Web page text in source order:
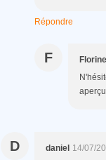
Répondre
F
D daniel 14/07/